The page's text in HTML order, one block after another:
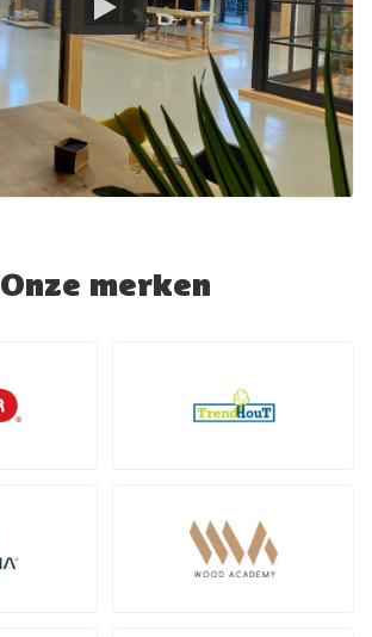
Onze merken